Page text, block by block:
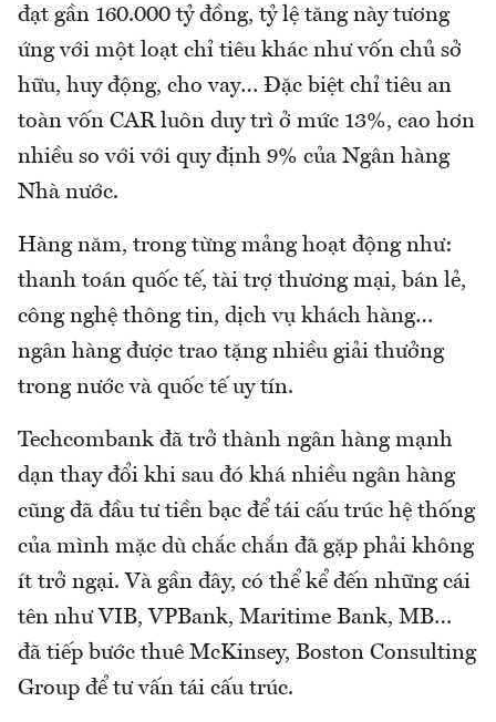
đạt gần 160.000 tỷ đồng, tỷ lệ tăng này tương
ứng với một loạt chỉ tiêu khác như vốn chủ sở
hữu, huy động, cho vay… Đặc biệt chỉ tiêu an
toàn vốn CAR luôn duy trì ở mức 13%, cao hơn
nhiều so với với quy định 9% của Ngân hàng
Nhà nước.
Hàng năm, trong từng mảng hoạt động như:
thanh toán quốc tế, tài trợ thương mại, bán lẻ,
công nghệ thông tin, dịch vụ khách hàng…
ngân hàng được trao tặng nhiều giải thưởng
trong nước và quốc tế uy tín.
Techcombank đã trở thành ngân hàng mạnh
dạn thay đổi khi sau đó khá nhiều ngân hàng
cũng đã đầu tư tiền bạc để tái cấu trúc hệ thống
của mình mặc dù chắc chắn đã gặp phải không
ít trở ngại. Và gần đây, có thể kể đến những cái
tên như VIB, VPBank, Maritime Bank, MB…
đã tiếp bước thuê McKinsey, Boston Consulting
Group để tư vấn tái cấu trúc.